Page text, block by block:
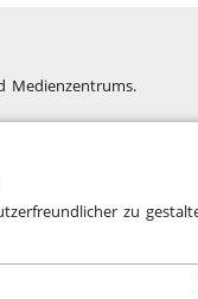
zu
Medienzentrums.